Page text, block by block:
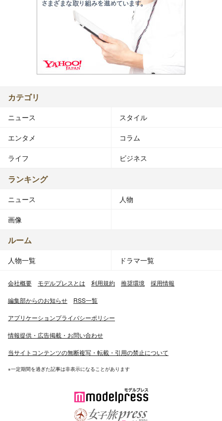
カテゴリ
ニュース スタイル
エンタメ コラム
ライフ ビジネス
ランキング
ニュース 人物
画像
ルーム
人物一覧 ドラマ一覧
会社概要 モデルプレスとは 利用規約 推奨環境 採用情報
編集部からのお知らせ RSS一覧
アプリケーションプライバシーポリシー
情報提供・広告掲載・お問い合わせ
当サイトコンテンツの無断複写・転載・引用の禁止について
※一定期間を過ぎた記事は非表示になることがあります